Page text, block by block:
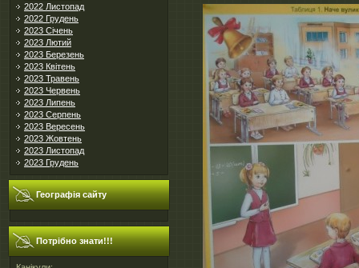
2022 Листопад
2022 Грудень
2023 Січень
2023 Лютий
2023 Березень
2023 Квітень
2023 Травень
2023 Червень
2023 Липень
2023 Серпень
2023 Вересень
2023 Жовтень
2023 Листопад
2023 Грудень
Географія сайту
Потрібно знати!!!